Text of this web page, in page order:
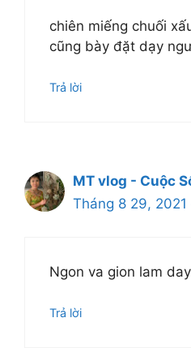
chiên miếng chuối
cũng bày đặt dạy
Trả lời
MT vlog - Cuộc
Tháng 8 29,
Ngon va gion lam day
Trả lời